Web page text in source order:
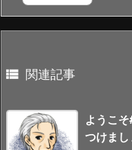
 関連記事
ようこ
つけまし